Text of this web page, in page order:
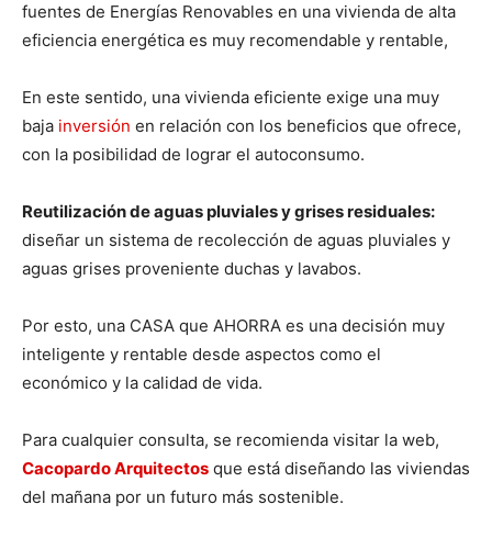
fuentes de Energías Renovables en una vivienda de alta
eficiencia energética es muy recomendable y rentable,
En este sentido, una vivienda eficiente exige una muy
baja inversión en relación con los beneficios que ofrece,
con la posibilidad de lograr el autoconsumo.
Reutilización de aguas pluviales y grises residuales:
diseñar un sistema de recolección de aguas pluviales y
aguas grises proveniente duchas y lavabos.
Por esto, una CASA que AHORRA es una decisión muy
inteligente y rentable desde aspectos como el
económico y la calidad de vida.
Para cualquier consulta, se recomienda visitar la web,
Cacopardo Arquitectos que está diseñando las viviendas
del mañana por un futuro más sostenible.